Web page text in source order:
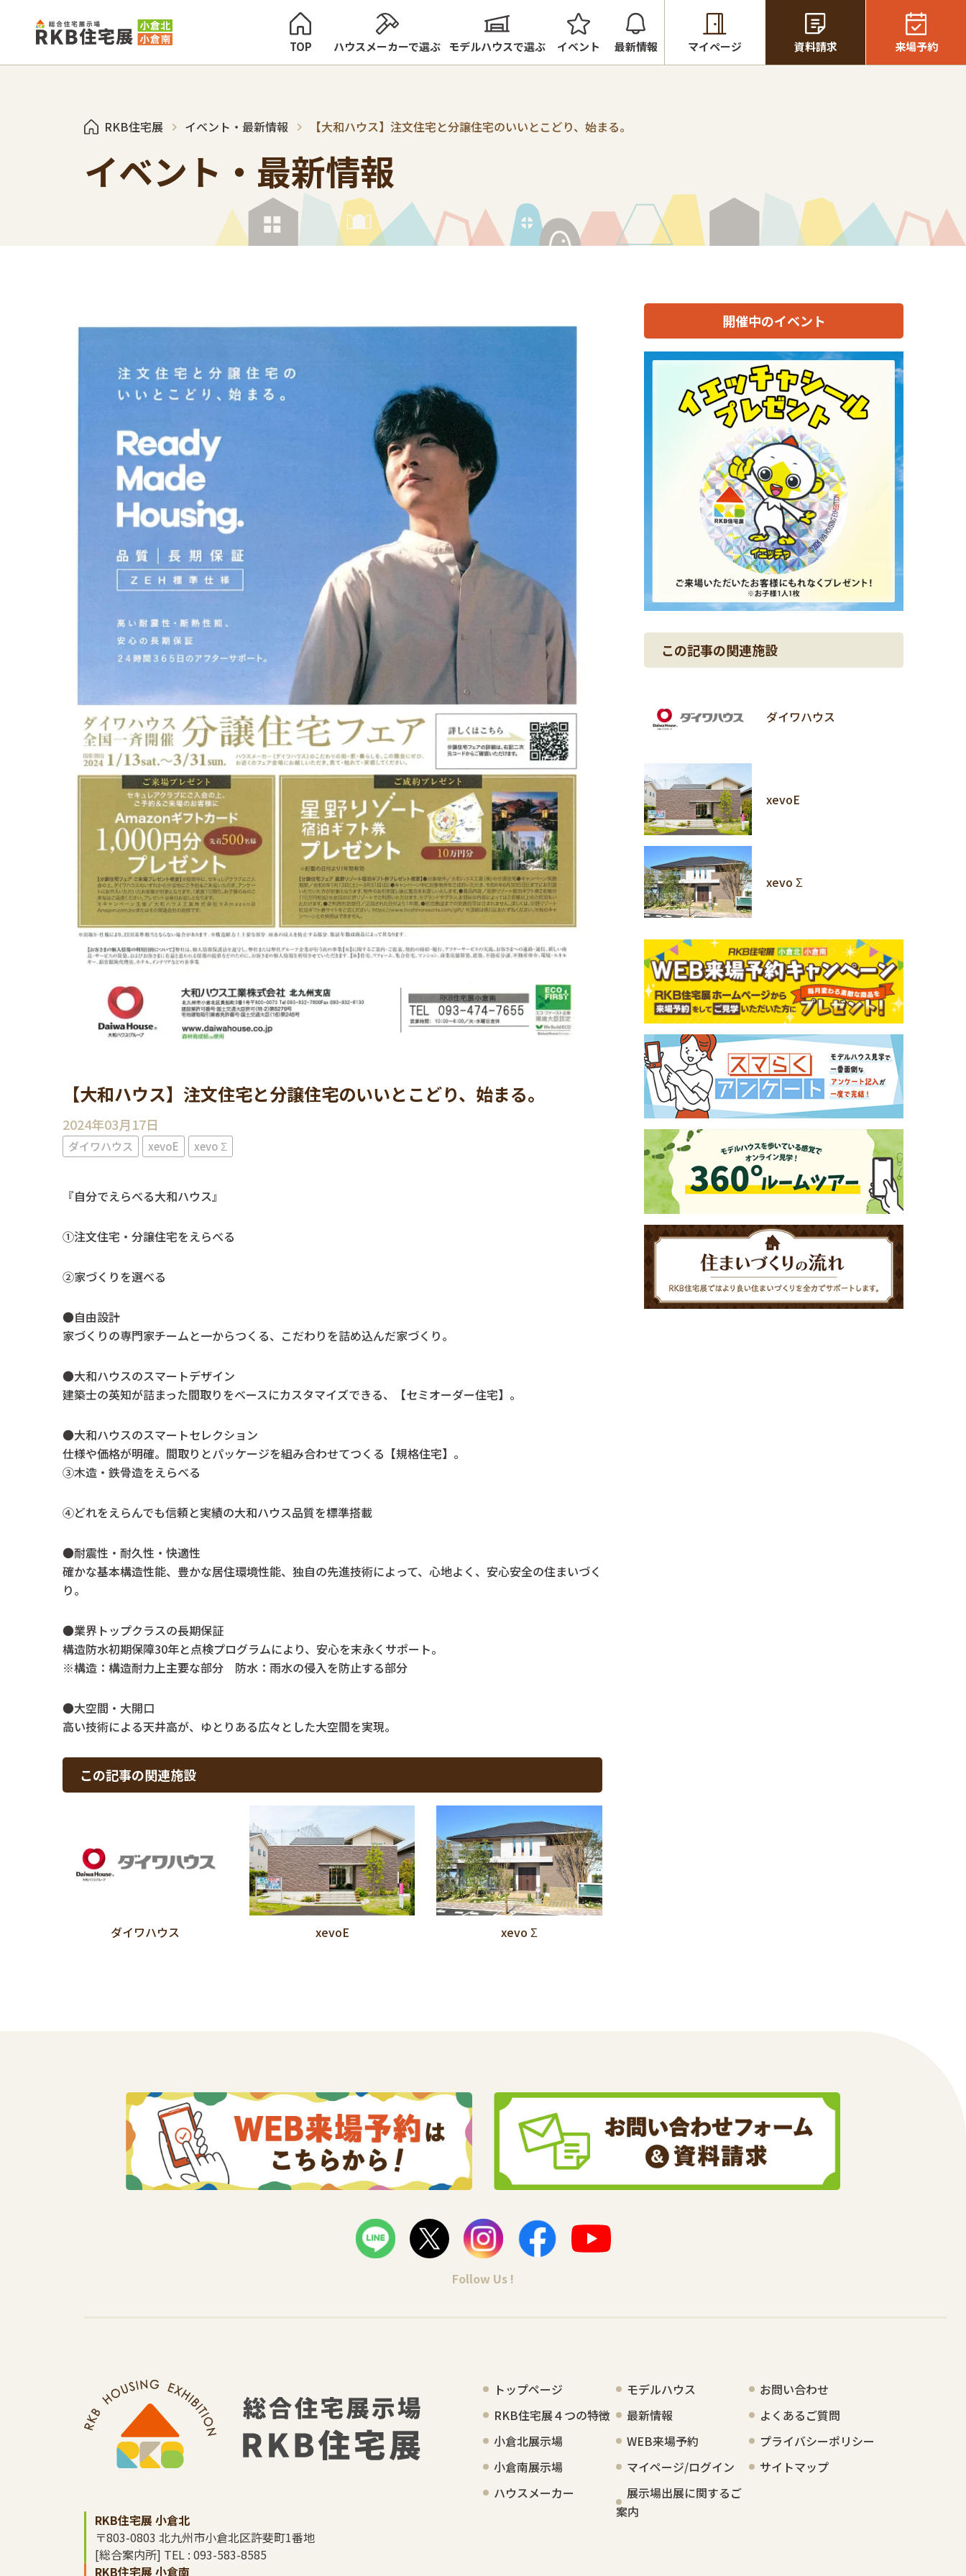
TOP ハウスメーカーで選ぶ モデルハウスで選ぶ イベント 最新情報 マイページ 資料請求 来場予約
RKB住宅展 イベント・最新情報 【大和ハウス】注文住宅と分譲住宅のいいとこどり、始まる。
イベント・最新情報
【大和ハウス】注文住宅と分譲住宅のいいとこどり、始まる。
2024年03月17日
ダイワハウス xevoE xevo Σ
『自分でえらべる大和ハウス』
①注文住宅・分譲住宅をえらべる
②家づくりを選べる
●自由設計
家づくりの専門家チームと一からつくる、こだわりを詰め込んだ家づくり。
●大和ハウスのスマートデザイン
建築士の英知が詰まった間取りをベースにカスタマイズできる、【セミオーダー住宅】。
●大和ハウスのスマートセレクション
仕様や価格が明確。間取りとパッケージを組み合わせてつくる【規格住宅】。
③木造・鉄骨造をえらべる
④どれをえらんでも信頼と実績の大和ハウス品質を標準搭載
●耐震性・耐久性・快適性
確かな基本構造性能、豊かな居住環境性能、独自の先進技術によって、心地よく、安心安全の住まいづく
り。
●業界トップクラスの長期保証
構造防水初期保障30年と点検プログラムにより、安心を末永くサポート。
※構造：構造耐力上主要な部分 防水：雨水の侵入を防止する部分
●大空間・大開口
高い技術による天井高が、ゆとりある広々とした大空間を実現。
この記事の関連施設
ダイワハウス xevoE xevo Σ
開催中のイベント
この記事の関連施設
ダイワハウス
xevoE
xevo Σ
Follow Us !
RKB住宅展 小倉北
〒803-0803 北九州市小倉北区許斐町1番地
[総合案内所] TEL : 093-583-8585
RKB住宅展 小倉南
トップページ
RKB住宅展４つの特徴
小倉北展示場
小倉南展示場
ハウスメーカー
モデルハウス
最新情報
WEB来場予約
マイページ/ログイン
展示場出展に関するご
案内
お問い合わせ
よくあるご質問
プライバシーポリシー
サイトマップ